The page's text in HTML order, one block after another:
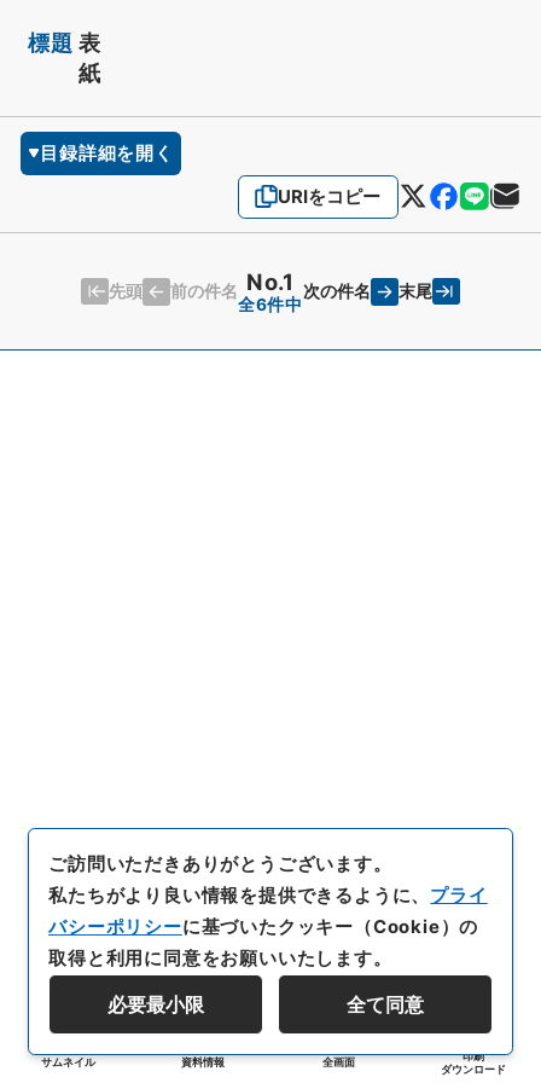
標題 表
紙
目録詳細を開く
URIをコピー
先頭 前の件名 No.1
全6件中
次の件名 末尾
サムネイル 資料情報 全画面
印刷
ダウンロード
ご訪問いただきありがとうございます。
私たちがより良い情報を提供できるように、 プライ
バシーポリシーに基づいたクッキー（Cookie）の
取得と利用に同意をお願いいたします。
必要最小限 全て同意